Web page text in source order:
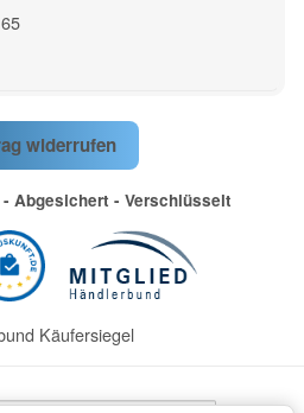
widerrufen
Abgesichert - Verschlüsselt